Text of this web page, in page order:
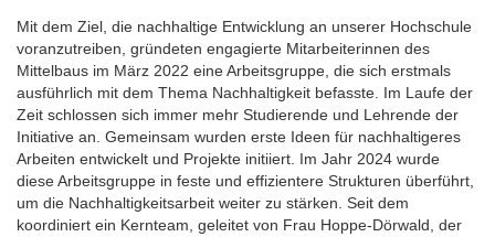
Mit dem Ziel, die nachhaltige Entwicklung an unserer Hochschule
voranzutreiben, gründeten engagierte Mitarbeiterinnen des
Mittelbaus im März 2022 eine Arbeitsgruppe, die sich erstmals
ausführlich mit dem Thema Nachhaltigkeit befasste. Im Laufe der
Zeit schlossen sich immer mehr Studierende und Lehrende der
Initiative an. Gemeinsam wurden erste Ideen für nachhaltigeres
Arbeiten entwickelt und Projekte initiiert. Im Jahr 2024 wurde
diese Arbeitsgruppe in feste und effizientere Strukturen überführt,
um die Nachhaltigkeitsarbeit weiter zu stärken. Seit dem
koordiniert ein Kernteam, geleitet von Frau Hoppe-Dörwald, der